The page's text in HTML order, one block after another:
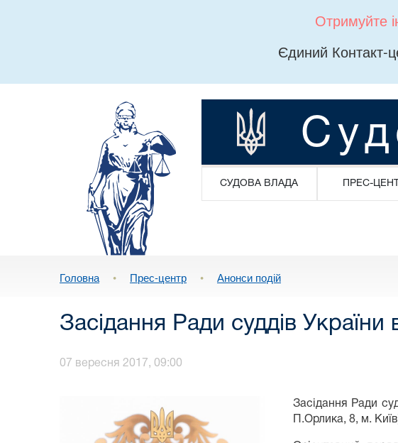
Отримуйте
Єдиний Контакт-
СУДОВА ВЛАДА ПРЕС-
Головна • Прес-центр • Анонси подій
Засідання Ради суддів
07 вересня 2017, 09:00
Засідання Ради
П.Орлика, 8, м.